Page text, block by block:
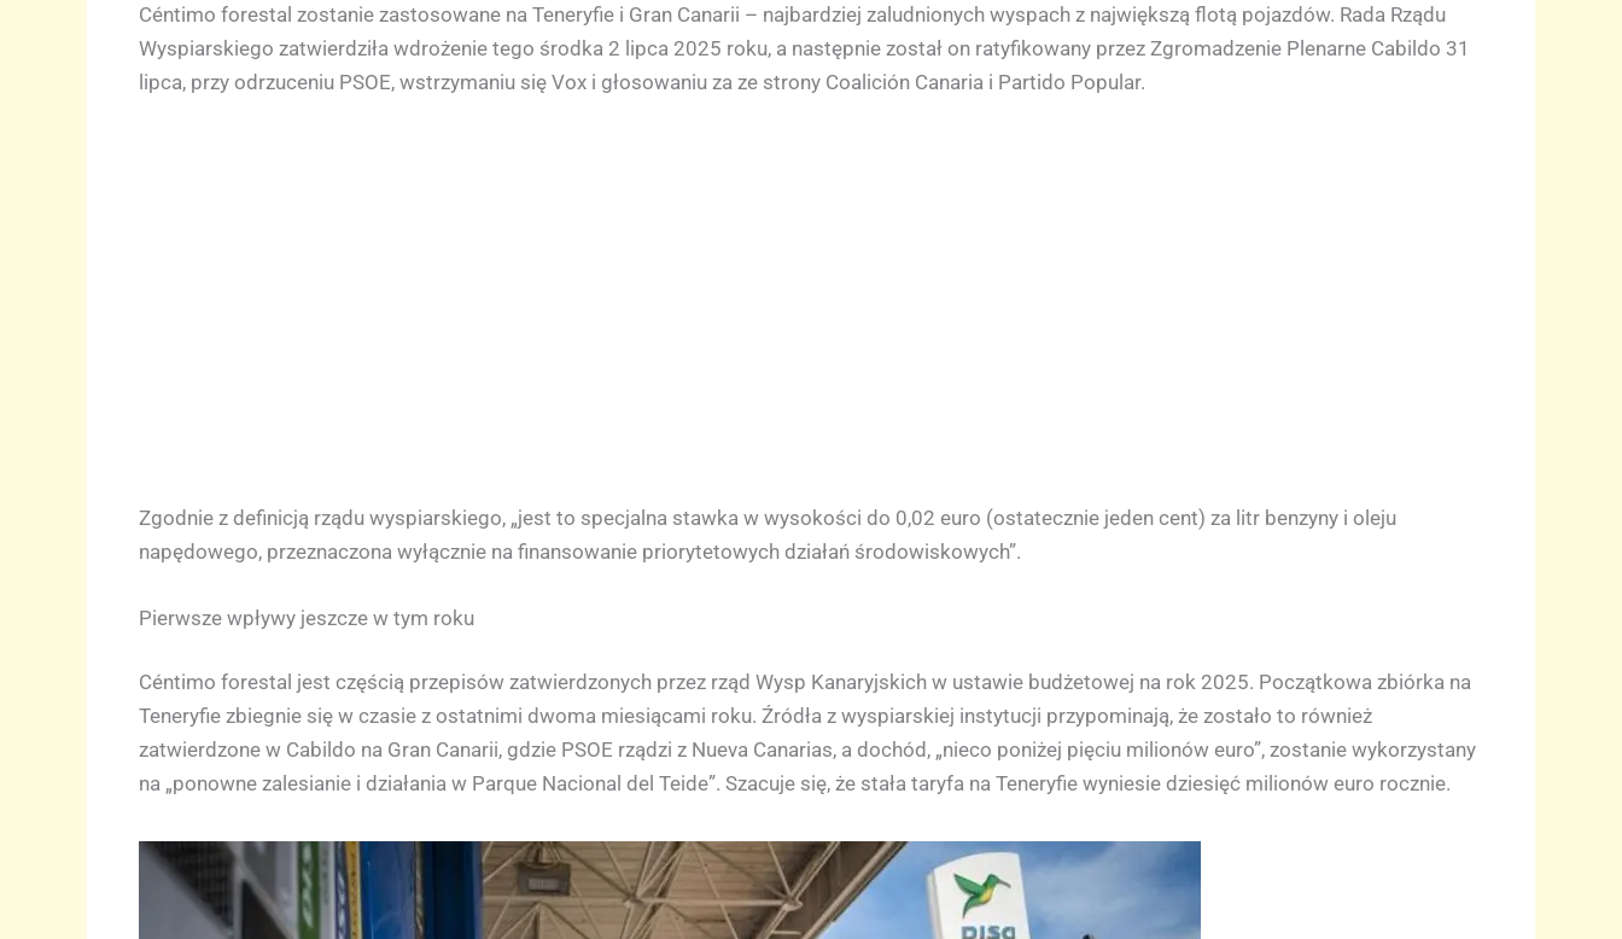
Céntimo forestal zostanie zastosowane na Teneryfie i Gran Canarii – najbardziej zaludnionych wyspach z największą flotą pojazdów. Rada Rządu
Wyspiarskiego zatwierdziła wdrożenie tego środka 2 lipca 2025 roku, a następnie został on ratyfikowany przez Zgromadzenie Plenarne Cabildo 31
lipca, przy odrzuceniu PSOE, wstrzymaniu się Vox i głosowaniu za ze strony Coalición Canaria i Partido Popular.
Zgodnie z definicją rządu wyspiarskiego, „jest to specjalna stawka w wysokości do 0,02 euro (ostatecznie jeden cent) za litr benzyny i oleju
napędowego, przeznaczona wyłącznie na finansowanie priorytetowych działań środowiskowych”.
Pierwsze wpływy jeszcze w tym roku
Céntimo forestal jest częścią przepisów zatwierdzonych przez rząd Wysp Kanaryjskich w ustawie budżetowej na rok 2025. Początkowa zbiórka na
Teneryfie zbiegnie się w czasie z ostatnimi dwoma miesiącami roku. Źródła z wyspiarskiej instytucji przypominają, że zostało to również
zatwierdzone w Cabildo na Gran Canarii, gdzie PSOE rządzi z Nueva Canarias, a dochód, „nieco poniżej pięciu milionów euro”, zostanie wykorzystany
na „ponowne zalesianie i działania w Parque Nacional del Teide”. Szacuje się, że stała taryfa na Teneryfie wyniesie dziesięć milionów euro rocznie.